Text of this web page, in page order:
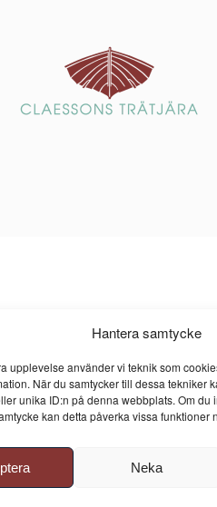
Hantera samtycke
upplevelse använder vi teknik som
När du samtycker till dessa tekniker
unika ID:n på denna webbplats. Om du
kan detta påverka vissa funktioner
Neka